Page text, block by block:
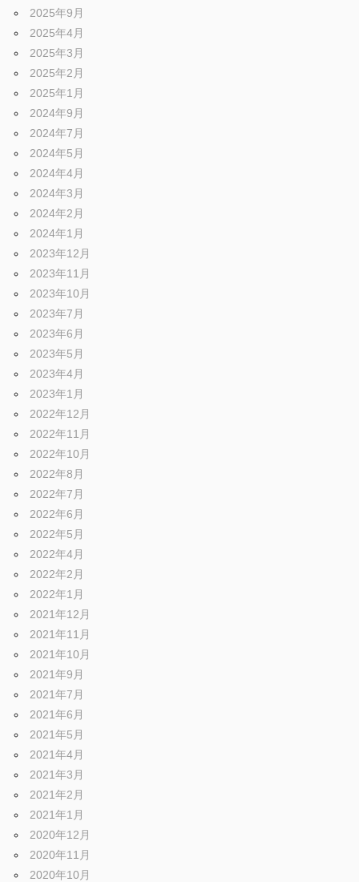
2025年9月
2025年4月
2025年3月
2025年2月
2025年1月
2024年9月
2024年7月
2024年5月
2024年4月
2024年3月
2024年2月
2024年1月
2023年12月
2023年11月
2023年10月
2023年7月
2023年6月
2023年5月
2023年4月
2023年1月
2022年12月
2022年11月
2022年10月
2022年8月
2022年7月
2022年6月
2022年5月
2022年4月
2022年2月
2022年1月
2021年12月
2021年11月
2021年10月
2021年9月
2021年7月
2021年6月
2021年5月
2021年4月
2021年3月
2021年2月
2021年1月
2020年12月
2020年11月
2020年10月